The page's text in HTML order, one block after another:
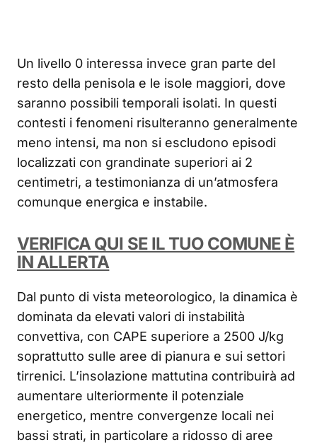
Un livello 0 interessa invece gran parte del
resto della penisola e le isole maggiori, dove
saranno possibili temporali isolati. In questi
contesti i fenomeni risulteranno generalmente
meno intensi, ma non si escludono episodi
localizzati con grandinate superiori ai 2
centimetri, a testimonianza di un’atmosfera
comunque energica e instabile.
VERIFICA QUI SE IL TUO COMUNE È
IN ALLERTA
Dal punto di vista meteorologico, la dinamica è
dominata da elevati valori di instabilità
convettiva, con CAPE superiore a 2500 J/kg
soprattutto sulle aree di pianura e sui settori
tirrenici. L’insolazione mattutina contribuirà ad
aumentare ulteriormente il potenziale
energetico, mentre convergenze locali nei
bassi strati, in particolare a ridosso di aree